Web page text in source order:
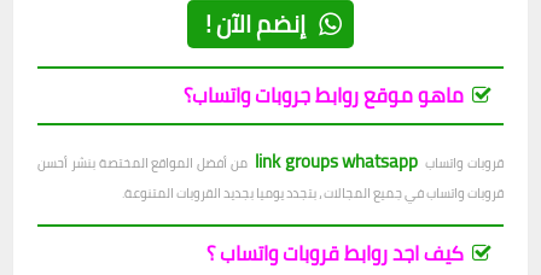
إنضم الآن !
ماهو موقع روابط جروبات واتساب؟
قروبات واتساب link groups whatsapp من أفضل المواقع المختصة بنشر أحسن
قروبات واتساب في جميع المجالات ، بتجدد يوميا بجديد القروبات المتنوعة.
كيف اجد روابط قروبات واتساب ؟